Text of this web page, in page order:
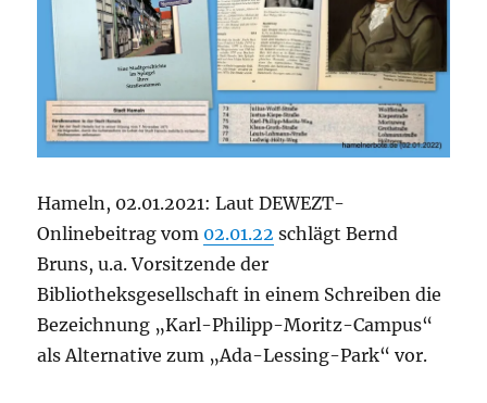
Hameln, 02.01.2021: Laut DEWEZT-
Onlinebeitrag vom 02.01.22 schlägt Bernd
Bruns, u.a. Vorsitzende der
Bibliotheksgesellschaft in einem Schreiben die
Bezeichnung „Karl-Philipp-Moritz-Campus“
als Alternative zum „Ada-Lessing-Park“ vor.